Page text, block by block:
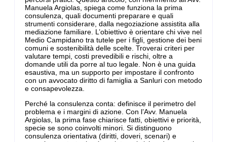
Manuela Argiolas, spiega come funziona la prima
consulenza, quali documenti preparare e quali
strumenti considerare, dalla negoziazione assistita alla
mediazione familiare. L’obiettivo è orientare chi vive nel
Medio Campidano tra tutele per i figli, gestione dei beni
comuni e sostenibilità delle scelte. Troverai criteri per
valutare tempi, costi prevedibili e rischi, oltre a
domande utili da porre al tuo legale. Non è una guida
esaustiva, ma un supporto per impostare il confronto
con un avvocato diritto di famiglia a Sanluri con metodo
e consapevolezza.
Perché la consulenza conta: definisce il perimetro del
problema e i margini di azione. Con l’Avv. Manuela
Argiolas, la prima fase chiarisce fatti, obiettivi e priorità,
specie se sono coinvolti minori. Si distinguono
consulenza orientativa (diritti, doveri, scenari) e